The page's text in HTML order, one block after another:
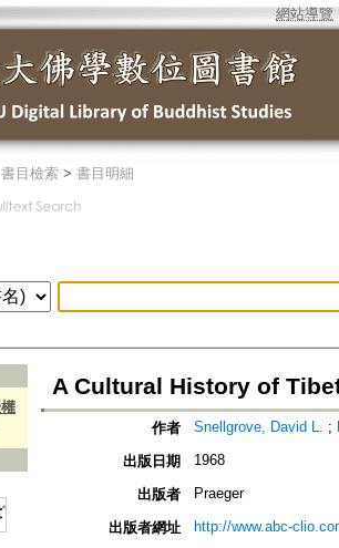
網站導覽
書目檢索 > 書目明細
A Cultural History of
作者 Snellgrove, David L. ;
出版日期 1968
出版者 Praeger
出版者網址 http://www.abc-